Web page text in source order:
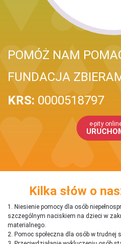
POMÓŻ NAM
FUNDACJA
KRS: 0000518797
e-pity
Kilka słów o
1. Niesienie pomocy dla osób
szczególnym naciskiem na dzieci w
materialnego.
2. Pomoc społeczna dla osób w trudnej